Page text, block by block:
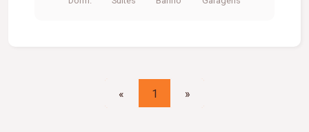
piscina revestida com pedra vulcânica com
« 1 »